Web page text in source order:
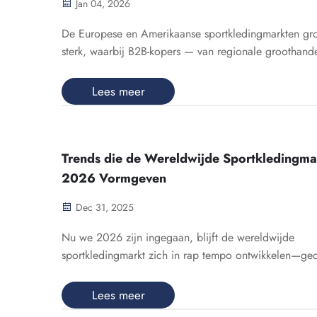
Jan 04, 2026
De Europese en Amerikaanse sportkledingmarkten
sterk, waarbij B2B-kopers — van regionale
uitstekende producten bieden, maar ook een naadloze
ervaring binnen de leveringsketen. Als toegewijd...
Lees meer
Trends die de Wereldwijde
2026 Vormgeven
Dec 31, 2025
Nu we 2026 zijn ingegaan, blijft de wereldwijde
sportkledingmarkt zich in rap tempo
consumentenverwachtingen. Voor B2B-kopers en
merkeigenaren die gespecialiseerd zijn in
Lees meer